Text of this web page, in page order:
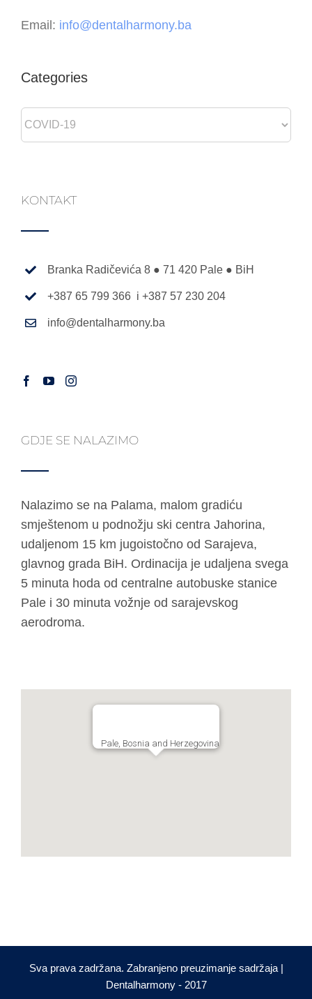
Email: info@dentalharmony.ba
Categories
KONTAKT
Branka Radičevića 8 ● 71 420 Pale ● BiH
+387 65 799 366 i +387 57 230 204
info@dentalharmony.ba
GDJE SE NALAZIMO
Nalazimo se na Palama, malom gradiću
smještenom u podnožju ski centra Jahorina,
udaljenom 15 km jugoistočno od Sarajeva,
glavnog grada BiH. Ordinacija je udaljena svega
5 minuta hoda od centralne autobuske stanice
Pale i 30 minuta vožnje od sarajevskog
aerodroma.
Pale, Bosnia and Herzegovina
Sva prava zadržana. Zabranjeno preuzimanje sadržaja |
Dentalharmony - 2017